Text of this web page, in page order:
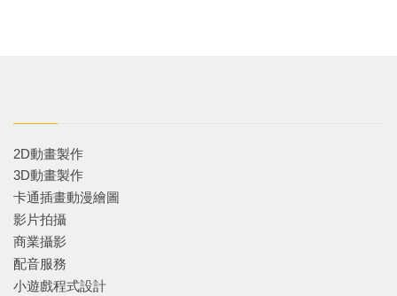
2D動畫製作
3D動畫製作
卡通插畫動漫繪圖
影片拍攝
商業攝影
配音服務
小遊戲程式設計